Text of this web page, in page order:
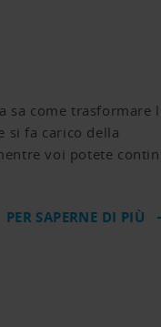
sa come trasformare
si fa carico della
voi potete
PER SAPERNE DI PIÙ